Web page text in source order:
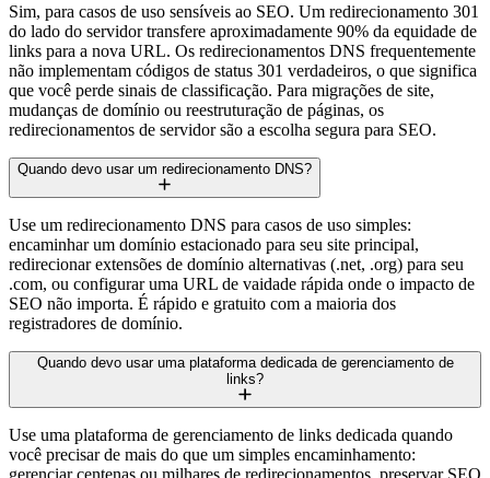
Sim, para casos de uso sensíveis ao SEO. Um redirecionamento 301
do lado do servidor transfere aproximadamente 90% da equidade de
links para a nova URL. Os redirecionamentos DNS frequentemente
não implementam códigos de status 301 verdadeiros, o que significa
que você perde sinais de classificação. Para migrações de site,
mudanças de domínio ou reestruturação de páginas, os
redirecionamentos de servidor são a escolha segura para SEO.
Quando devo usar um redirecionamento DNS?
Use um redirecionamento DNS para casos de uso simples:
encaminhar um domínio estacionado para seu site principal,
redirecionar extensões de domínio alternativas (.net, .org) para seu
.com, ou configurar uma URL de vaidade rápida onde o impacto de
SEO não importa. É rápido e gratuito com a maioria dos
registradores de domínio.
Quando devo usar uma plataforma dedicada de gerenciamento de
links?
Use uma plataforma de gerenciamento de links dedicada quando
você precisar de mais do que um simples encaminhamento: